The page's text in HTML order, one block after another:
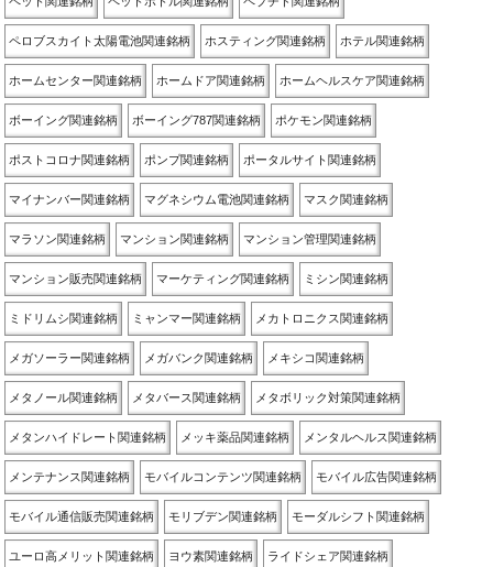
ペロブスカイト太陽電池関連銘柄 ホスティング関連銘柄 ホテル関連銘柄
ホームセンター関連銘柄 ホームドア関連銘柄 ホームヘルスケア関連銘柄
ボーイング関連銘柄 ボーイング787関連銘柄 ポケモン関連銘柄
ポストコロナ関連銘柄 ポンプ関連銘柄 ポータルサイト関連銘柄
マイナンバー関連銘柄 マグネシウム電池関連銘柄 マスク関連銘柄
マラソン関連銘柄 マンション関連銘柄 マンション管理関連銘柄
マンション販売関連銘柄 マーケティング関連銘柄 ミシン関連銘柄
ミドリムシ関連銘柄 ミャンマー関連銘柄 メカトロニクス関連銘柄
メガソーラー関連銘柄 メガバンク関連銘柄 メキシコ関連銘柄
メタノール関連銘柄 メタバース関連銘柄 メタボリック対策関連銘柄
メタンハイドレート関連銘柄 メッキ薬品関連銘柄 メンタルヘルス関連銘柄
メンテナンス関連銘柄 モバイルコンテンツ関連銘柄 モバイル広告関連銘柄
モバイル通信販売関連銘柄 モリブデン関連銘柄 モーダルシフト関連銘柄
ユーロ高メリット関連銘柄 ヨウ素関連銘柄 ライドシェア関連銘柄